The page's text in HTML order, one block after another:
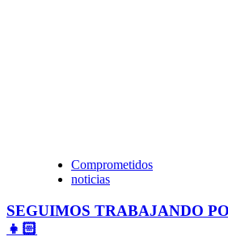
Comprometidos
noticias
SEGUIMOS TRABAJANDO
👧🏻